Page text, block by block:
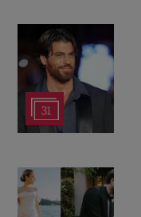
31